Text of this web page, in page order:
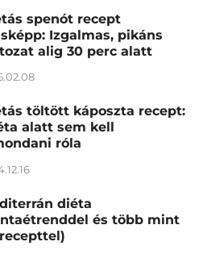
spenót recept
Izgalmas, pikáns
alig 30 perc alatt
töltött káposzta recept:
alatt sem kell
róla
diéta
és több mint